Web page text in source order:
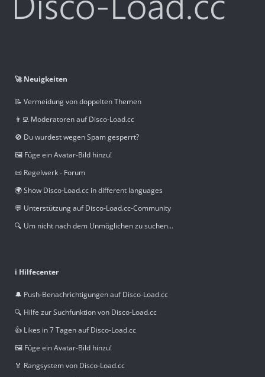
🚀 Neuigkeiten
📝 Vermeidung von doppelten Themen
👨‍💻 Moderatoren auf Disco-Load.cc
🚫 Du wurdest wegen Spam gesperrt?
🖼️ Füge ein Avatar-Bild hinzu!
📜 Regelwerk - Forum
🌍 Show Disco-Load.cc in different languages
💬 Unterstützung auf Disco-Load.cc-Community
🔍 Um nicht nach dem Unmöglichen zu suchen...
ℹ️ Hilfecenter
🔔 Push-Benachrichtigungen auf Disco-Load.cc
🔍 Hilfe zur Suchfunktion von Disco-Load.cc
👍 Likes in 7 Tagen auf Disco-Load.cc
🖼️ Füge ein Avatar-Bild hinzu!
🏅 Rangsystem von Disco-Load.cc